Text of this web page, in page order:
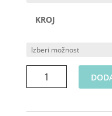
KROJ
Naglavni
trak
Gradbena